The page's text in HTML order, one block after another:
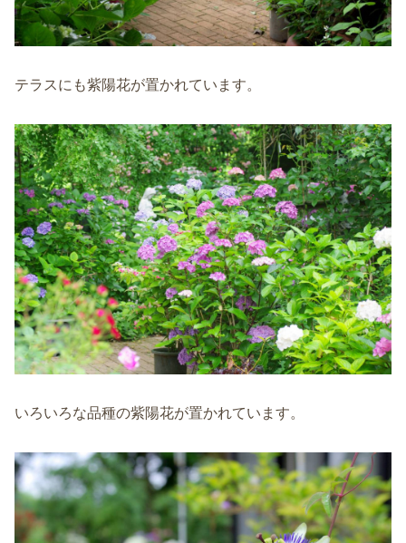
テラスにも紫陽花が置かれています。
いろいろな品種の紫陽花が置かれています。